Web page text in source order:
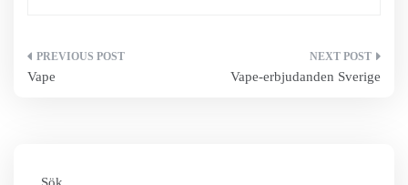
Inläggsnavigering
Vape Vape-erbjudanden Sverige